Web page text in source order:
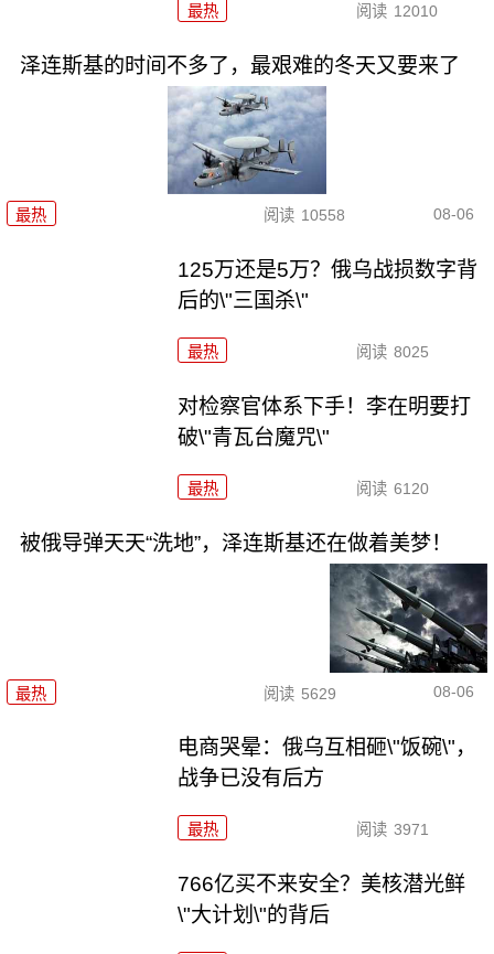
最热 阅读 12010
泽连斯基的时间不多了，最艰难的冬天又要来了
最热 阅读 10558 08-06
125万还是5万？俄乌战损数字背
后的\"三国杀\"
最热 阅读 8025
对检察官体系下手！李在明要打
破\"青瓦台魔咒\"
最热 阅读 6120
被俄导弹天天“洗地”，泽连斯基还在做着美梦！
最热 阅读 5629 08-06
电商哭晕：俄乌互相砸\"饭碗\"，
战争已没有后方
最热 阅读 3971
766亿买不来安全？美核潜光鲜
\"大计划\"的背后